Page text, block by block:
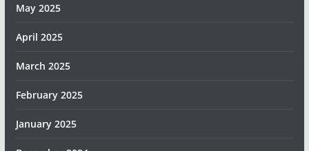
May 2025
April 2025
March 2025
February 2025
January 2025